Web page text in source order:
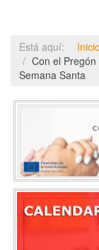
Está aquí: Inicio
Con el
Semana Santa